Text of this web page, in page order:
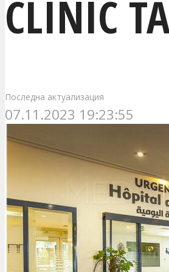
CLINIC
Последна актуализация
07.11.2023 19:23:55